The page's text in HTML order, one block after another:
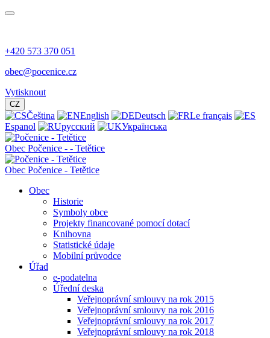
+420 573 370 051
obec@pocenice.cz
Vytisknout
CZ
Čeština English Deutsch
Le français
Espanol
русский Українська
Obec Počenice - - Tetětice
Obec Počenice - Tetětice
Obec
Historie
Symboly obce
Projekty financované pomocí dotací
Knihovna
Statistické údaje
Mobilní průvodce
Úřad
e-podatelna
Úřední deska
Veřejnoprávní smlouvy na rok 2015
Veřejnoprávní smlouvy na rok 2016
Veřejnoprávní smlouvy na rok 2017
Veřejnoprávní smlouvy na rok 2018